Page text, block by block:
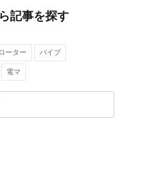
記事を探す
ローター バイブ
電マ